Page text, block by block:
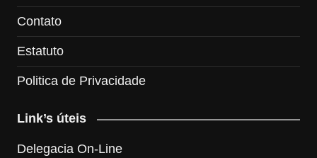
Contato
Estatuto
Politica de Privacidade
Link’s úteis
Delegacia On-Line